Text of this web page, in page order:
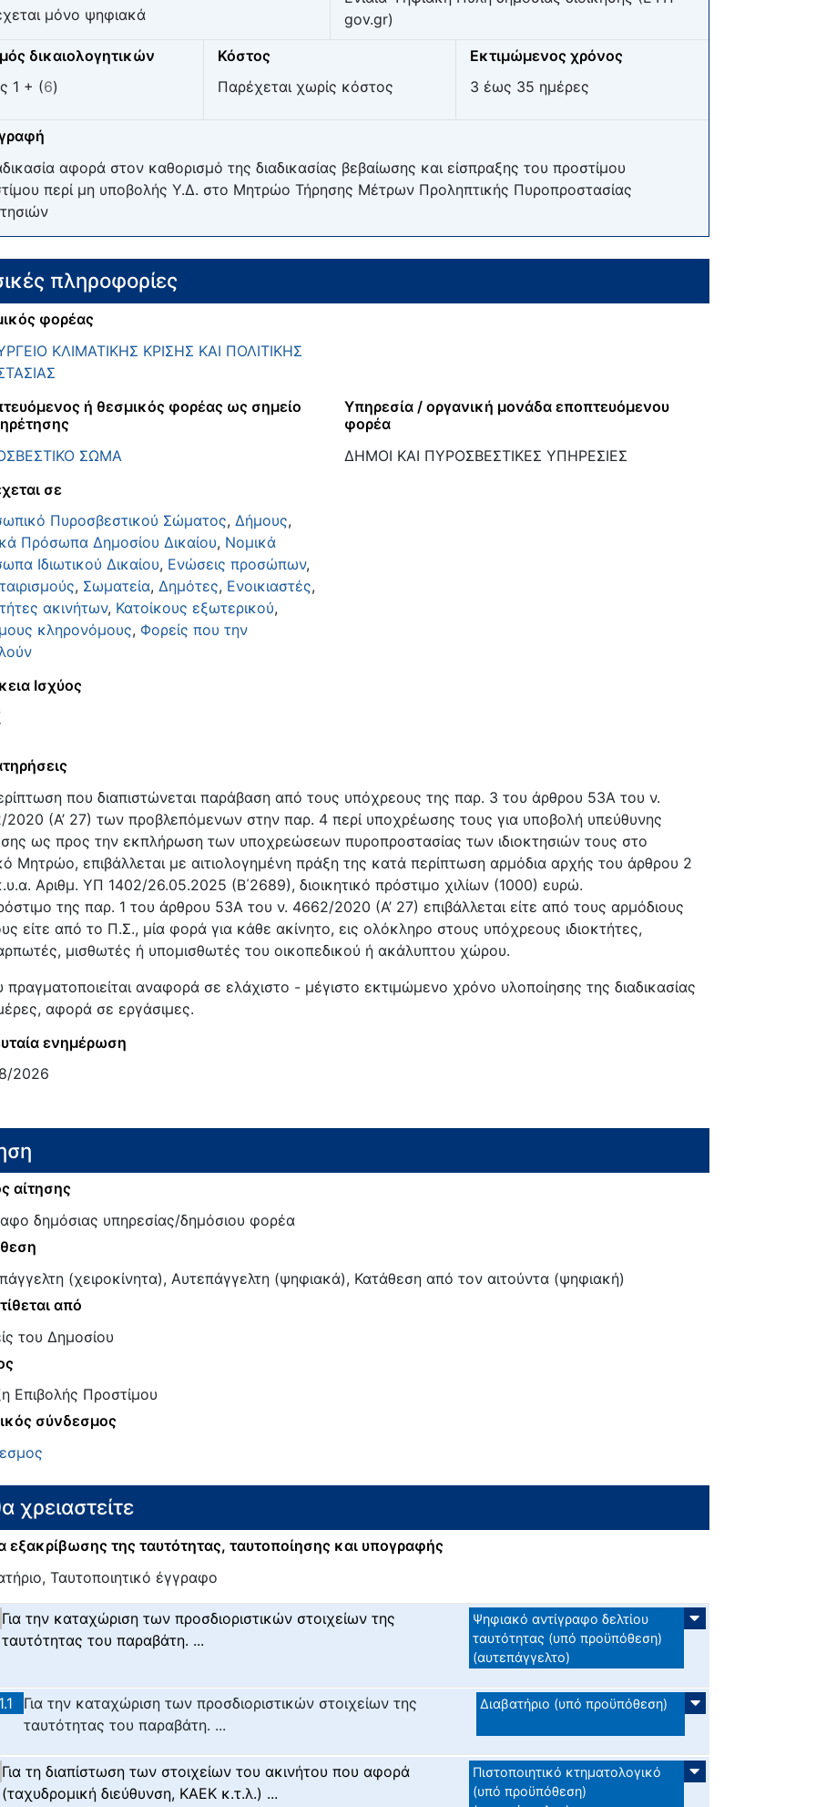
μόνο ψηφιακά
gov.gr)
δικαιολογητικών
1 + (6)
Κόστος
Παρέχεται χωρίς κόστος
Εκτιμώμενος χρόνος
3 έως 35 ημέρες
αφορά στον καθορισμό της διαδικασίας βεβαίωσης και είσπραξης του προστίμου
περί μη υποβολής Υ.Δ. στο Μητρώο Τήρησης Μέτρων Προληπτικής Πυροπροστασίας
πληροφορίες
φορέας
ΚΛΙΜΑΤΙΚΗΣ ΚΡΙΣΗΣ ΚΑΙ ΠΟΛΙΤΙΚΗΣ
ή θεσμικός φορέας ως σημείο
ΣΩΜΑ
Υπηρεσία / οργανική μονάδα εποπτευόμενου
φορέα
ΔΗΜΟΙ ΚΑΙ ΠΥΡΟΣΒΕΣΤΙΚΕΣ ΥΠΗΡΕΣΙΕΣ
σε
Πυροσβεστικού Σώματος, Δήμους,
Πρόσωπα Δημοσίου Δικαίου, Νομικά
Ιδιωτικού Δικαίου, Ενώσεις προσώπων,
, Σωματεία, Δημότες, Ενοικιαστές,
ακινήτων, Κατοίκους εξωτερικού,
κληρονόμους, Φορείς που την
Ισχύος
που διαπιστώνεται παράβαση από τους υπόχρεους της παρ. 3 του άρθρου 53Α του ν.
(Α’ 27) των προβλεπόμενων στην παρ. 4 περί υποχρέωσης τους για υποβολή υπεύθυνης
ως προς την εκπλήρωση των υποχρεώσεων πυροπροστασίας των ιδιοκτησιών τους στο
Μητρώο, επιβάλλεται με αιτιολογημένη πράξη της κατά περίπτωση αρμόδια αρχής του άρθρου 2
Αριθμ. ΥΠ 1402/26.05.2025 (Β΄2689), διοικητικό πρόστιμο χιλίων (1000) ευρώ.
της παρ. 1 του άρθρου 53Α του ν. 4662/2020 (Α’ 27) επιβάλλεται είτε από τους αρμόδιους
είτε από το Π.Σ., μία φορά για κάθε ακίνητο, εις ολόκληρο στους υπόχρεους ιδιοκτήτες,
μισθωτές ή υπομισθωτές του οικοπεδικού ή ακάλυπτου χώρου.
αναφορά σε ελάχιστο - μέγιστο εκτιμώμενο χρόνο υλοποίησης της διαδικασίας
αφορά σε εργάσιμες.
ενημέρωση
2026
αίτησης
δημόσιας υπηρεσίας/δημόσιου φορέα
(χειροκίνητα), Αυτεπάγγελτη (ψηφιακά), Κατάθεση από τον αιτούντα (ψηφιακή)
από
του Δημοσίου
Επιβολής Προστίμου
σύνδεσμος
χρειαστείτε
εξακρίβωσης της ταυτότητας, ταυτοποίησης και υπογραφής
Ταυτοποιητικό έγγραφο
Για την καταχώριση των προσδιοριστικών στοιχείων της
ταυτότητας του παραβάτη. ...
Ψηφιακό αντίγραφο δελτίου
ταυτότητας (υπό προϋπόθεση)
(αυτεπάγγελτο)
Για την καταχώριση των προσδιοριστικών στοιχείων της
ταυτότητας του παραβάτη. ...
Διαβατήριο (υπό προϋπόθεση)
Για τη διαπίστωση των στοιχείων του ακινήτου που αφορά
(ταχυδρομική διεύθυνση, ΚΑΕΚ κ.τ.λ.) ...
Πιστοποιητικό κτηματολογικό
(υπό προϋπόθεση)